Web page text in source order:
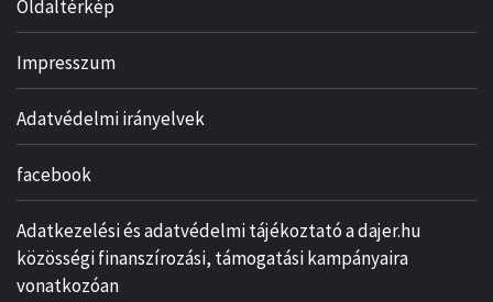
Oldaltérkép
Impresszum
Adatvédelmi irányelvek
facebook
Adatkezelési és adatvédelmi tájékoztató a dajer.hu
közösségi finanszírozási, támogatási kampányaira
vonatkozóan